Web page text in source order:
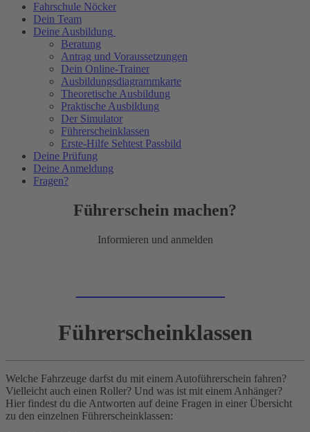
Fahrschule Nöcker
Dein Team
Deine Ausbildung
Beratung
Antrag und Voraussetzungen
Dein Online-Trainer
Ausbildungsdiagrammkarte
Theoretische Ausbildung
Praktische Ausbildung
Der Simulator
Führerscheinklassen
Erste-Hilfe Sehtest Passbild
Deine Prüfung
Deine Anmeldung
Fragen?
Führerschein machen?
Informieren und anmelden
Führerscheinklassen
Welche Fahrzeuge darfst du mit einem Autoführerschein fahren?
Vielleicht auch einen Roller? Und was ist mit einem Anhänger?
Hier findest du die Antworten auf deine Fragen in einer Übersicht
zu den einzelnen Führerscheinklassen: